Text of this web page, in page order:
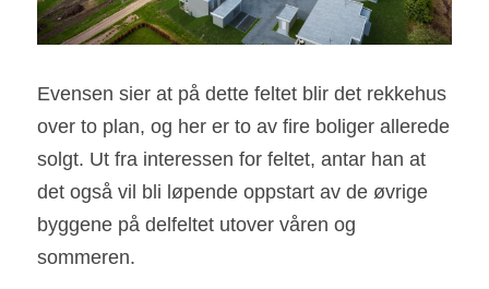
Evensen sier at på dette feltet blir det rekkehus
over to plan, og her er to av fire boliger allerede
solgt. Ut fra interessen for feltet, antar han at
det også vil bli løpende oppstart av de øvrige
byggene på delfeltet utover våren og
sommeren.